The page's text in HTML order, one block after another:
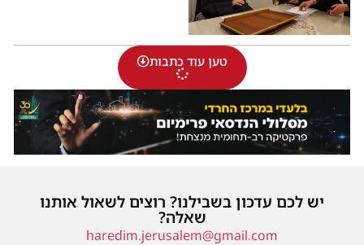
טען עוד כתבות
יש לכם עדכון בשבילנו? רוצים לשאול אותנו
שאלה?
haredim.jerusalem@gmail.com